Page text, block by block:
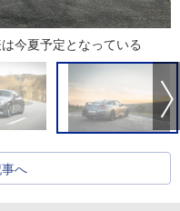
今夏予定となっている
へ